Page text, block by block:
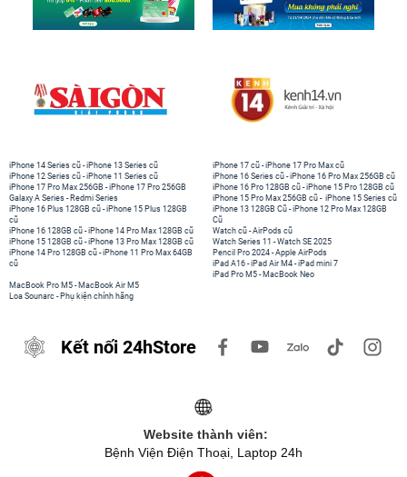
iPhone 14 Series cũ -iPhone 13 Series cũ
iPhone 12 Series cũ -iPhone 11 Series cũ
iPhone 17 Pro Max 256GB -iPhone 17 Pro 256GB
Galaxy A Series - Redmi Series
iPhone 17 cũ -iPhone 17 Pro Max cũ
iPhone 16 Series cũ - iPhone 16 Pro Max 256GB cũ
iPhone 16 Pro 128GB cũ -iPhone 15 Pro 128GB cũ
iPhone 15 Pro Max 256GB cũ - iPhone 15 Series cũ
iPhone 16 Plus 128GB cũ -iPhone 15 Plus 128GB
cũ
iPhone 16 128GB cũ -iPhone 14 Pro Max 128GB cũ
iPhone 15 128GB cũ -iPhone 13 Pro Max 128GB cũ
iPhone 14 Pro 128GB cũ -iPhone 11 Pro Max 64GB
cũ
iPhone 13 128GB Cũ -iPhone 12 Pro Max 128GB
Cũ
Watch cũ -AirPods cũ
Watch Series 11 -Watch SE 2025
Pencil Pro 2024 -Apple AirPods
iPad A16 -iPad Air M4 -iPad mini 7
iPad Pro M5 - MacBook Neo
MacBook Pro M5 - MacBook Air M5
Loa Sounarc - Phụ kiện chính hãng
Kết nối 24hStore
Website thành viên:
Bệnh Viện Điện Thoại, Laptop 24h